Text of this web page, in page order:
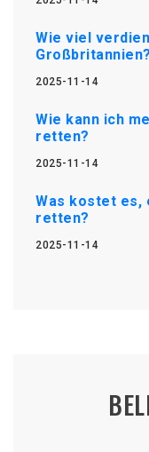
Wie viel
Großbritannien?
2025-11-14
Wie kann ich
retten?
2025-11-14
Was kostet es,
retten?
2025-11-14